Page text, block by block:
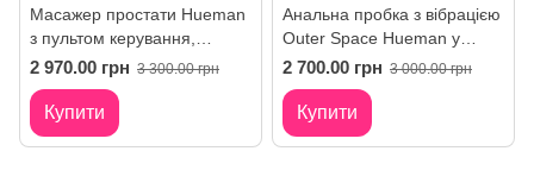
Масажер простати Hueman
з пультом керування,
фіолетовий.
2 970.00 грн 3 300.00 грн
Купити
Анальна пробка з вібрацією
Outer Space Hueman у
вигляді ялинки з кільцем-
тримачем
2 700.00 грн 3 000.00 грн
Купити